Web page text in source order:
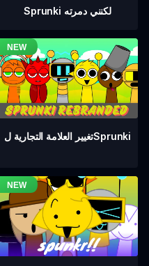
Sprunki لكنني دمرته
تغيير العلامة التجارية لSprunki